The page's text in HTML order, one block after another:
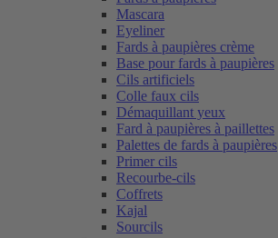
Mascara
Eyeliner
Fards à paupières crème
Base pour fards à paupières
Cils artificiels
Colle faux cils
Démaquillant yeux
Fard à paupières à paillettes
Palettes de fards à paupières
Primer cils
Recourbe-cils
Coffrets
Kajal
Sourcils